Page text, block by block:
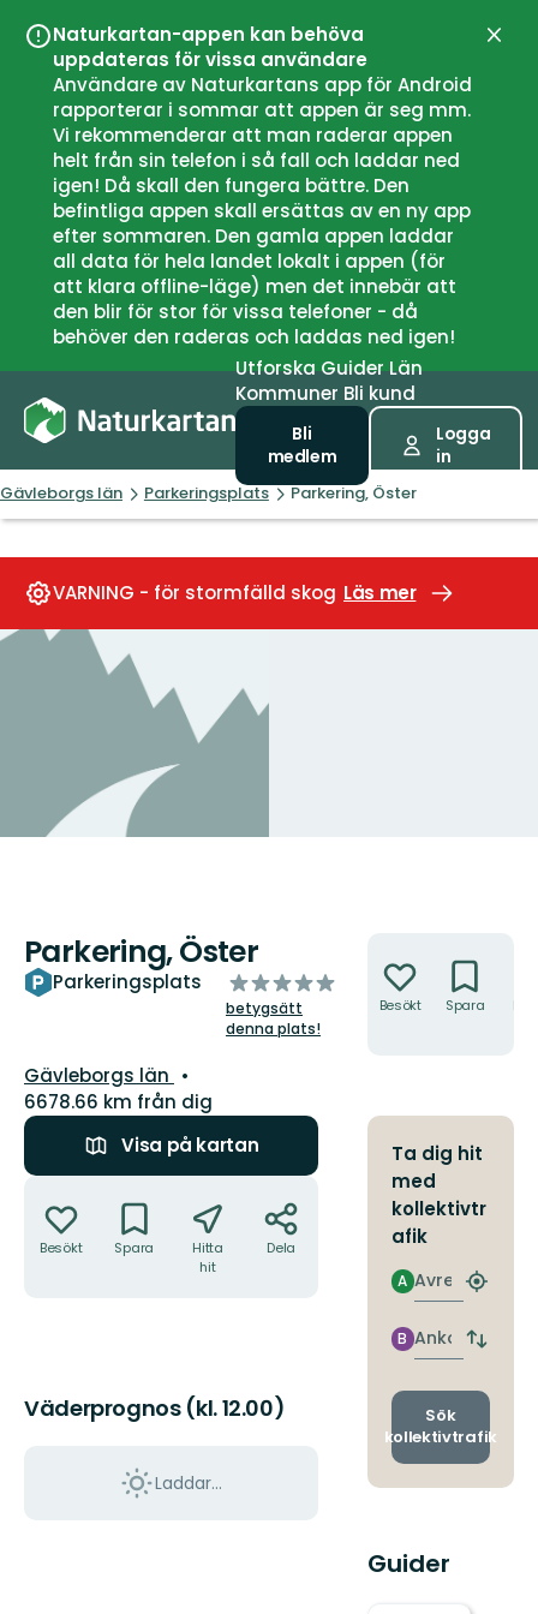
Naturkartan-appen kan behöva
uppdateras för vissa användare
Användare av Naturkartans app för Android
rapporterar i sommar att appen är seg mm.
Vi rekommenderar att man raderar appen
helt från sin telefon i så fall och laddar ned
igen! Då skall den fungera bättre. Den
befintliga appen skall ersättas av en ny app
efter sommaren. Den gamla appen laddar
all data för hela landet lokalt i appen (för
att klara offline-läge) men det innebär att
den blir för stor för vissa telefoner - då
behöver den raderas och laddas ned igen!
UtforskaGuiderLän
Kommuner Bli kund
Bli
medlem
Logga
in
Gävleborgs län Parkeringsplats Parkering, Öster
VARNING - för stormfälld skog Läs mer
Parkering, Öster
Parkeringsplats
av
5
stjärnor
betygsätt
denna plats!
Län:
Gävleborgs län
6678.66 km från dig
Visa på kartan
Besökt Spara
Hitta
hit
Dela
Väderprognos (kl. 12.00)
Laddar...
Besökt Spara
Ta dig hit
med
kollektivtr
afik
Avresa
A
Hitta
Ankomst
B
Byt
och
Sök
kollektivtrafik
Guider